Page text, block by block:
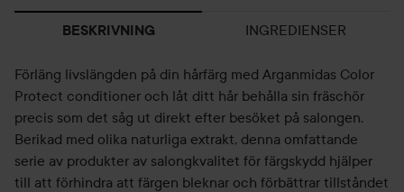
BESKRIVNING INGREDIENSER
Förläng livslängden på din hårfärg med Arganmidas Color
Protect conditioner och låt ditt hår behålla sin fräschör
precis som det såg ut direkt efter besöket på salongen.
Berikad med olika naturliga extrakt, denna omfattande
serie av produkter av salongkvalitet för färgskydd hjälper
till att förhindra att färgen bleknar och förbättrar tillståndet